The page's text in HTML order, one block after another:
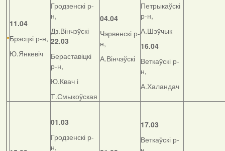
11.04
Брэсцкі р-н,
Ю.Янкевіч
Гродзенскі р-
н,
Дз.Вінчэўскі
22.03
Бераставіцкі
р-н,
Ю.Квач і
Т.Смыкоўская
04.04
Чэрвенскі р-
н,
А.Вінчэўскі
Петрыкаўскі
р-н,
А.Шэўчык
16.04
Веткаўскі р-
н,
А.Халандач
01.03
Гродзенскі р-
н,
17.03
Веткаўскі р-